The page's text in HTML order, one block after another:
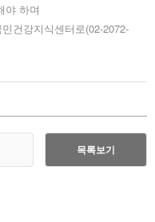
야 하며
건강지식센터로(02-2072-
목록보기